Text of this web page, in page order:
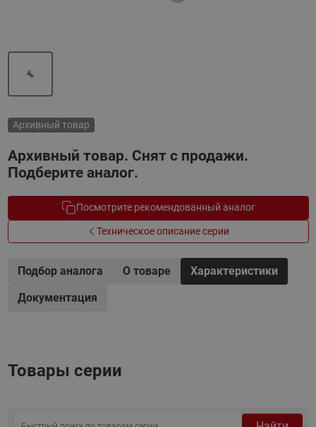
Архивный товар
Архивный товар. Снят с продажи.
Подберите аналог.
Посмотрите рекомендованный аналог
Техническое описание серии
Подбор аналога О товаре
Характеристики
Документация
Товары серии